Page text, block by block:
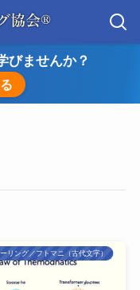
びませんか？
リング／フトマニ（古代文字）